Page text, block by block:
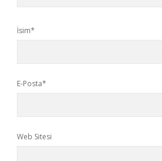
İsim*
E-Posta*
Web Sitesi